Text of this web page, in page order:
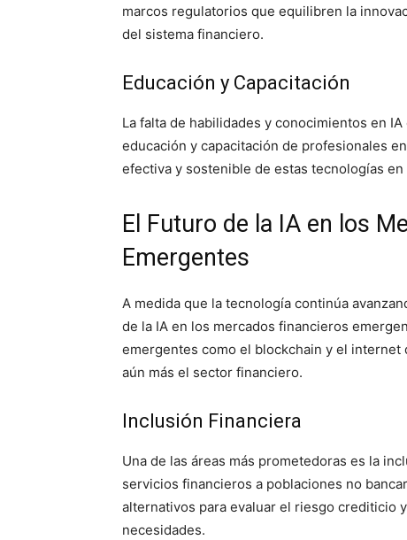
marcos regulatorios que equilibren la
del sistema financiero.
Educación y Capacitación
La falta de habilidades y conocimientos en
educación y capacitación de profesionales
efectiva y sostenible de estas tecnologías
El Futuro de la IA en los
Emergentes
A medida que la tecnología continúa
de la IA en los mercados financieros
emergentes como el blockchain y el
aún más el sector financiero.
Inclusión Financiera
Una de las áreas más prometedoras es la
servicios financieros a poblaciones no
alternativos para evaluar el riesgo crediticio
necesidades.